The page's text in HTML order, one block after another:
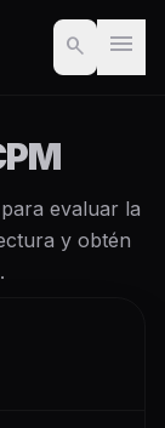
search menu
para evaluar la
y obtén